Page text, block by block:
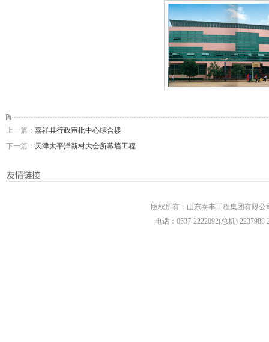
上一篇： 嘉祥县行政审批中心综合楼
下一篇： 天津太平洋新村大会所幕墙工程
版权所有：山东泰丰工程集团有限
电话：0537-2222092(总机) 2237988